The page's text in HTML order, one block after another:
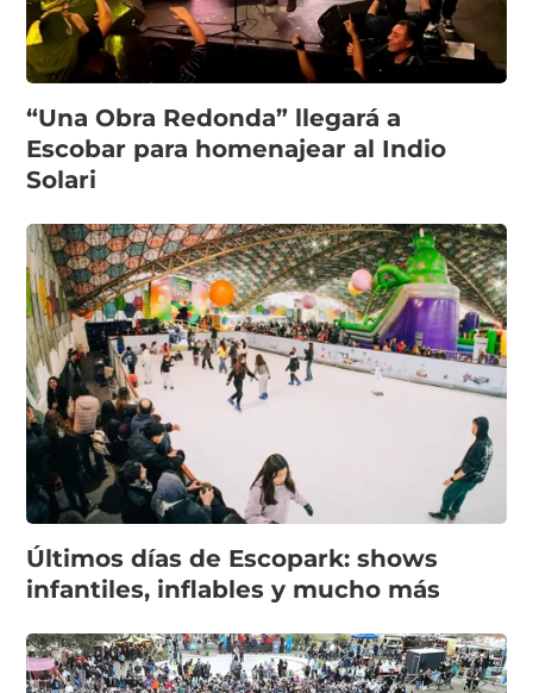
“Una Obra Redonda” llegará a
Escobar para homenajear al Indio
Solari
Últimos días de Escopark: shows
infantiles, inflables y mucho más